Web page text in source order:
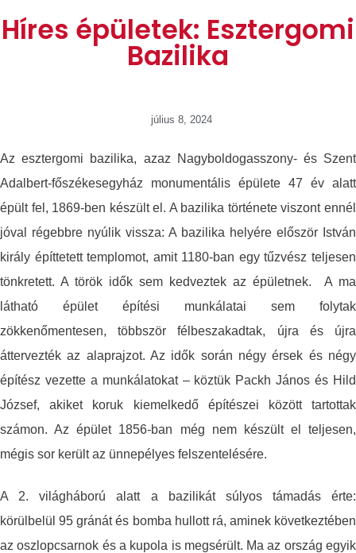
Híres épületek: Esztergomi
Bazilika
július 8, 2024
Az esztergomi bazilika, azaz Nagyboldogasszony- és Szent
Adalbert-főszékesegyház monumentális épülete 47 év alatt
épült fel, 1869-ben készült el. A bazilika története viszont ennél
jóval régebbre nyúlik vissza: A bazilika helyére először István
király építtetett templomot, amit 1180-ban egy tűzvész teljesen
tönkretett. A török idők sem kedveztek az épületnek. A ma
látható épület építési munkálatai sem folytak
zökkenőmentesen, többször félbeszakadtak, újra és újra
áttervezték az alaprajzot. Az idők során négy érsek és négy
építész vezette a munkálatokat – köztük Packh János és Hild
József, akiket koruk kiemelkedő építészei között tartottak
számon. Az épület 1856-ban még nem készült el teljesen,
mégis sor került az ünnepélyes felszentelésére.
A 2. világháború alatt a bazilikát súlyos támadás érte:
körülbelül 95 gránát és bomba hullott rá, aminek következtében
az oszlopcsarnok és a kupola is megsérült. Ma az ország egyik